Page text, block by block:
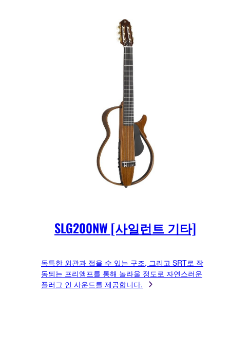
SLG200NW [사일런트 기타]
독특한 외관과 접을 수 있는 구조, 그리고 SRT로 작
동되는 프리앰프를 통해 놀라울 정도로 자연스러운
플러그 인 사운드를 제공합니다.